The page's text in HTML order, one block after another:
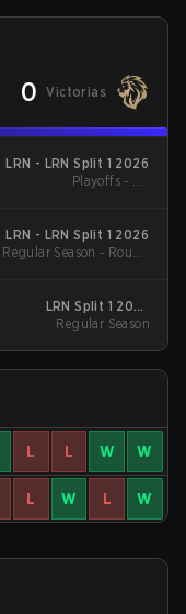
0 Victorias
LRN - LRN Split 1 2026
Playoffs - LB
LRN - LRN Split 1 2026
Regular Season - Round
LRN Split 1 2025
Regular Season
Regular Season
L L W W
L W L W